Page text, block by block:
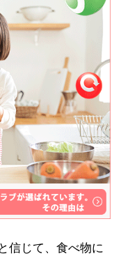
信じて、食べ物に